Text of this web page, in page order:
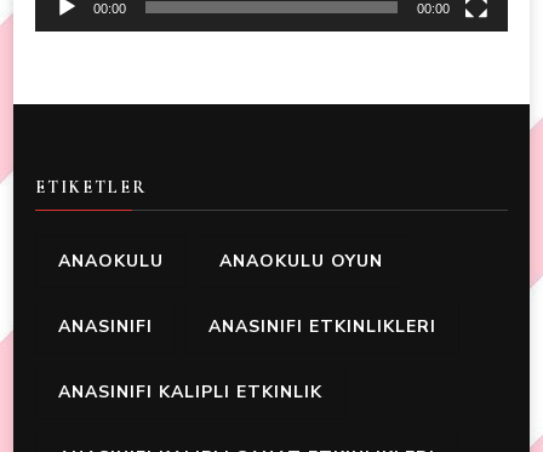
00:00 00:00
ETIKETLER
ANAOKULU ANAOKULU OYUN
ANASINIFI ANASINIFI ETKINLIKLERI
ANASINIFI KALIPLI ETKINLIK